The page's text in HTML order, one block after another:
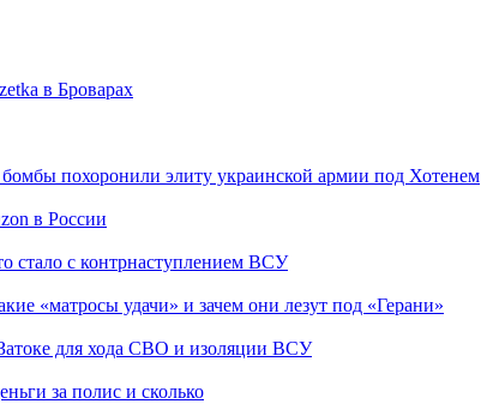
в Броварах
похоронили элиту украинской армии под Хотенем
в России
стало с контрнаступлением ВСУ
«матросы удачи» и зачем они лезут под «Герани»
для хода СВО и изоляции ВСУ
за полис и сколько